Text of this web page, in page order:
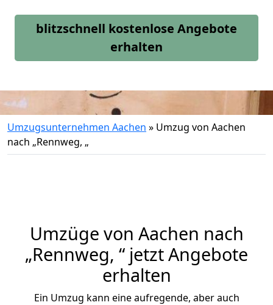
blitzschnell kostenlose Angebote
erhalten
Umzugsunternehmen Aachen » Umzug von Aachen
nach „Rennweg, „
Umzüge von Aachen nach
„Rennweg, “ jetzt Angebote
erhalten
Ein Umzug kann eine aufregende, aber auch